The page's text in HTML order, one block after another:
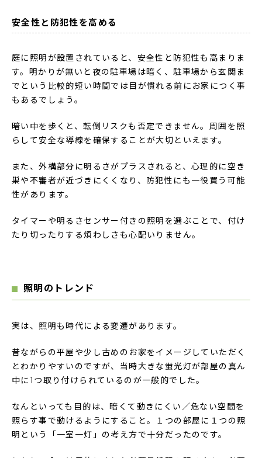
安全性と防犯性を高める
庭に照明が設置されていると、安全性と防犯性も高まりま
す。明かりが無いと夜の駐車場は暗く、駐車場から玄関ま
でという比較的短い時間では目が慣れる前にお家につく事
もあるでしょう。
暗い中を歩くと、転倒リスクも否定できません。周囲を照
らして安全な導線を確保することが大切といえます。
また、外構部分に明るさがプラスされると、心理的に空き
巣や不審者が近づきにくくなり、防犯性にも一役買う可能
性があります。
タイマーや明るさセンサー付きの照明を選ぶことで、付け
たり切ったりする煩わしさも心配いりません。
照明のトレンド
実は、照明も時代による変遷があります。
昔ながらの平屋や少し古めのお家をイメージしていただく
とわかりやすいのですが、当時大きな蛍光灯が部屋の真ん
中に1つ取り付けられているのが一般的でした。
なんといっても目的は、暗くて動きにくい／危ない空間を
照らす事で動けるようにすること。１つの部屋に１つの照
明という「一室一灯」の考え方で十分だったのです。